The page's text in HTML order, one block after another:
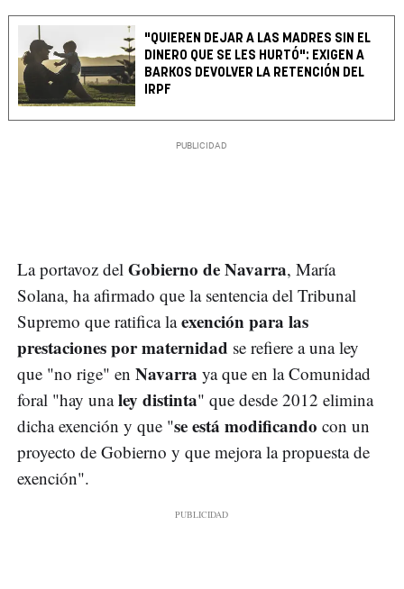
"QUIEREN DEJAR A LAS MADRES SIN EL
DINERO QUE SE LES HURTÓ": EXIGEN A
BARKOS DEVOLVER LA RETENCIÓN DEL
IRPF
La portavoz del Gobierno de Navarra, María
Solana, ha afirmado que la sentencia del Tribunal
Supremo que ratifica laexención para las
prestaciones por maternidad se refiere a una ley
que "no rige" en Navarra ya que en la Comunidad
foral "hay unaley distinta" que desde 2012 elimina
dicha exención y que "se está modificando con un
proyecto de Gobierno y que mejora la propuesta de
exención".